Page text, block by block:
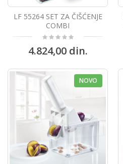
LF 55264 SET ZA ČIŠĆENJE
COMBI
4.824,00 din.
NOVO